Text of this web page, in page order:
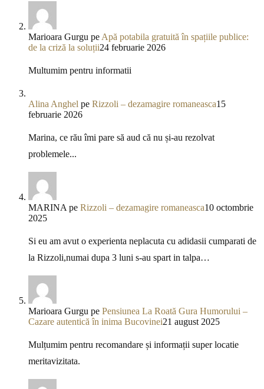
Marioara Gurgu pe Apă potabila gratuită în spațiile publice:
de la criză la soluții24 februarie 2026
Multumim pentru informatii
Alina Anghel pe Rizzoli – dezamagire romaneasca15
februarie 2026
Marina, ce rău îmi pare să aud că nu și-au rezolvat
problemele...
MARINA pe Rizzoli – dezamagire romaneasca10 octombrie
2025
Si eu am avut o experienta neplacuta cu adidasii cumparati de
la Rizzoli,numai dupa 3 luni s-au spart in talpa…
Marioara Gurgu pe Pensiunea La Roată Gura Humorului –
Cazare autentică în inima Bucovinei21 august 2025
Mulțumim pentru recomandare și informații super locatie
meritavizitata.